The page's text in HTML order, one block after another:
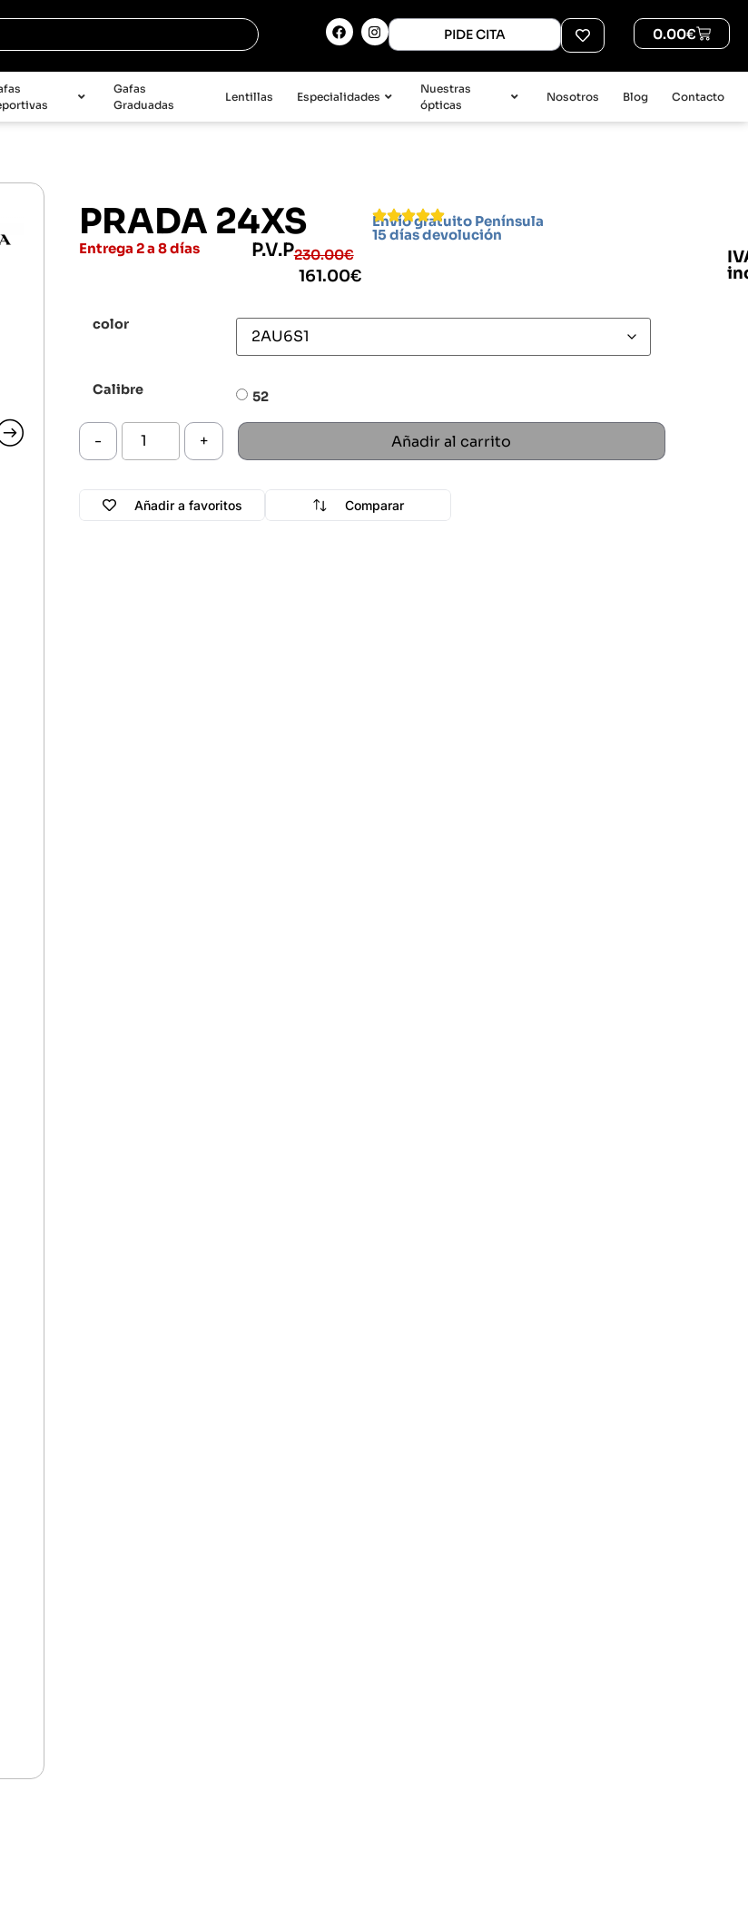
PIDE CITA 0.00€
Gafas
Graduadas
Lentillas Especialidades
Nuestras
ópticas
Nosotros Blog Contacto
PRADA 24XS Envío gratuito Península
15 días devolución
Entrega 2 a 8 días P.V.P230.00€
161.00€
color
Calibre 52
- + Añadir al carrito
Añadir a favoritos Comparar